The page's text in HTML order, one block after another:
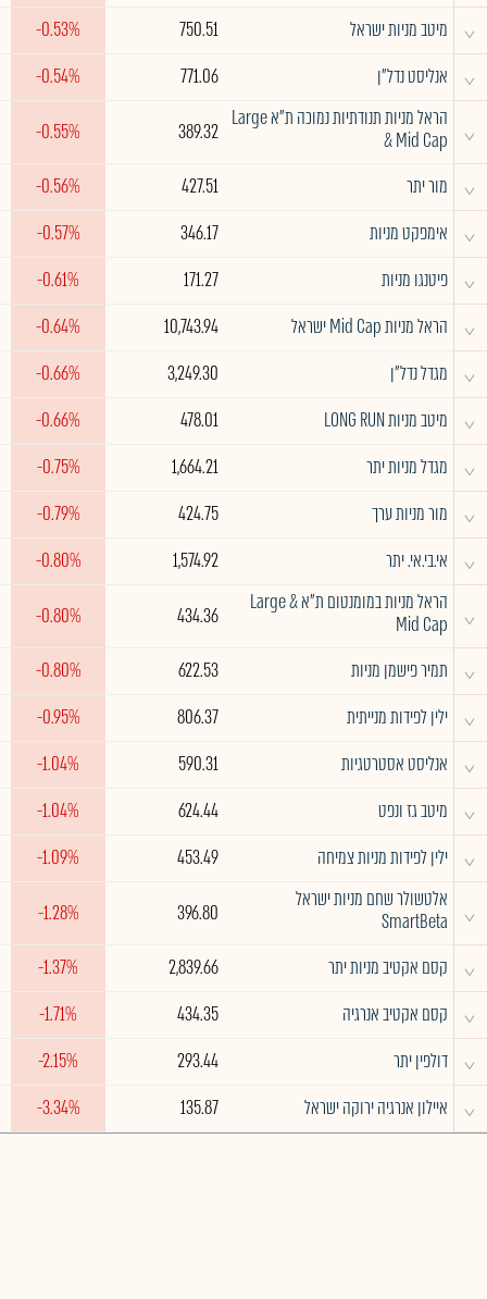
^ מיטב מניות ישראל 750.51
-0.53%
^ אנליסט נדל"ן 771.06
-0.54%
^
הראל מניות תנודתיות נמוכה ת"א Large
& Mid Cap
389.32
-0.55%
^ מור יתר 427.51
-0.56%
^ אימפקט מניות 346.17
-0.57%
^ פיטנגו מניות 171.27
-0.61%
^ הראל מניות Mid Cap ישראל 10,743.94
-0.64%
^ מגדל נדל"ן 3,249.30
-0.66%
^ מיטב מניות LONG RUN 478.01
-0.66%
^ מגדל מניות יתר 1,664.21
-0.75%
^ מור מניות ערך 424.75
-0.79%
^ אי.בי.אי. יתר 1,574.92
-0.80%
^
הראל מניות במומנטום ת"א Large &
Mid Cap
434.36
-0.80%
^ תמיר פישמן מניות 622.53
-0.80%
^ ילין לפידות מנייתית 806.37
-0.95%
^ אנליסט אסטרטגיות 590.31
-1.04%
^ מיטב גז ונפט 624.44
-1.04%
^ ילין לפידות מניות צמיחה 453.49
-1.09%
^
אלטשולר שחם מניות ישראל
SmartBeta
396.80
-1.28%
^ קסם אקטיב מניות יתר 2,839.66
-1.37%
^ קסם אקטיב אנרגיה 434.35
-1.71%
^ דולפין יתר 293.44
-2.15%
^ איילון אנרגיה ירוקה ישראל 135.87
-3.34%